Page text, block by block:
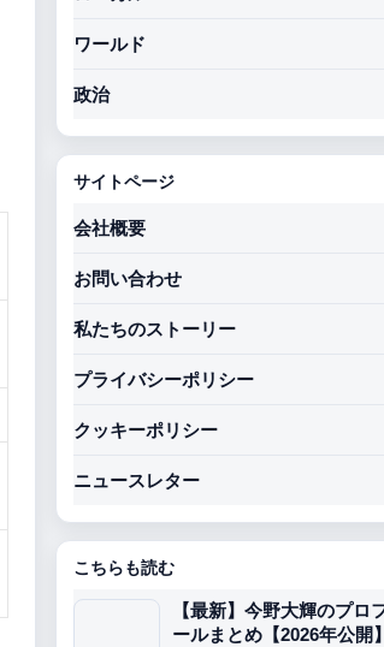
ワールド
政治
サイトページ
会社概要
お問い合わせ
私たちのストーリー
プライバシーポリシー
クッキーポリシー
ニュースレター
こちらも読む
【最新】今野大輝のプロ
ールまとめ【2026年公開